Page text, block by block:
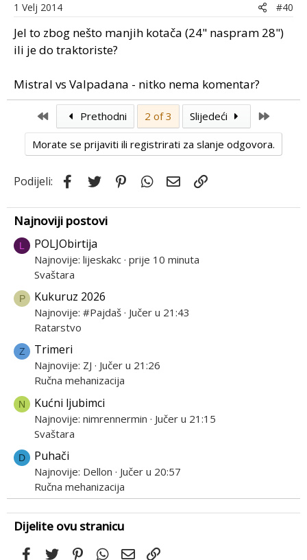
1 Velj 2014 #40
Jel to zbog nešto manjih kotača (24" naspram 28")
ili je do traktoriste?
Mistral vs Valpadana - nitko nema komentar?
First Prethodni 2 of 3 Slijedeći
Morate se prijaviti ili registrirati za slanje odgovora.
Podijeli: Facebook
Twitter PinterestWhatsApp
Email
Najnoviji postovi
L POLJObirtija
Najnovije: lijeskakc prije 10 minuta
Svaštara
P Kukuruz 2026
Najnovije: #Pajdaš Jučer u 21:43
Ratarstvo
Z Trimeri
Najnovije: ZJ
Jučer u 21:26
Ručna mehanizacija
N Kućni ljubimci
Najnovije: nimrennermin
Jučer u 21:15
Svaštara
D Puhači
Najnovije: Dellon
Jučer u 20:57
Ručna mehanizacija
Dijelite ovu stranicu
FacebookTwitterPinterestWhatsApp
Email